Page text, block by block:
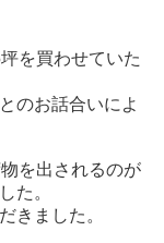
を買わせていた
のお話合いによ
を出されるのが
た。
きました。